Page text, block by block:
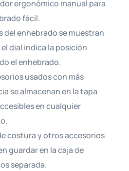
ergonómico manual para
fácil.
del enhebrado se muestran
dial indica la posición
el enhebrado.
usados con más
se almacenan en la tapa
en cualquier
costura y otros accesorios
guardar en la caja de
separada.